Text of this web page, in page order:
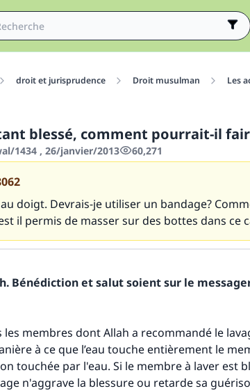
droit et jurisprudence Droit musulman Les
blessé, comment pourrait-il
1434 , 26/janvier/2013 60,271
au doigt. Devrais-je utiliser un bandage?
il permis de masser sur des bottes dans ce
Bénédiction et salut soient sur le
les membres dont Allah a recommandé le
à ce que l’eau touche entièrement le
touchée par l'eau. Si le membre à laver est
n'aggrave la blessure ou retarde sa